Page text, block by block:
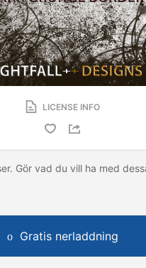
LICENSE INFO
Gör vad du vill ha med
Gratis nerladdning